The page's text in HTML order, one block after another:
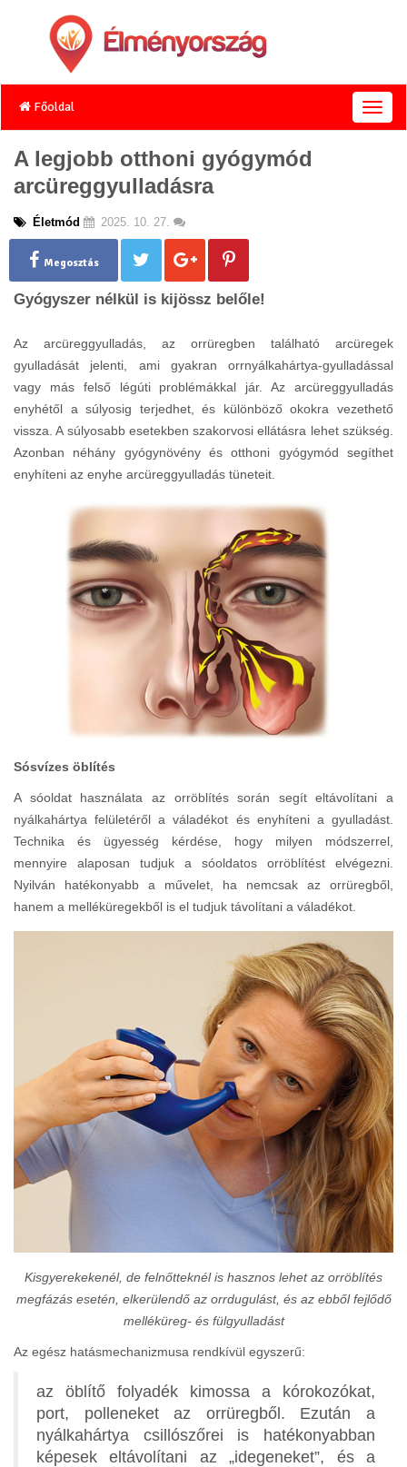
Főoldal
T
o
i
o
n
A legjobb otthoni gyógymód
arcüreggyulladásra
Életmód 2025. 10. 27.
Megosztás
Gyógyszer nélkül is kijössz belőle!
Az arcüreggyulladás, az orrüregben található arcüregek
gyulladását jelenti, ami gyakran orrnyálkahártya-gyulladással
vagy más felső légúti problémákkal jár. Az arcüreggyulladás
enyhétől a súlyosig terjedhet, és különböző okokra vezethető
vissza. A súlyosabb esetekben szakorvosi ellátásra lehet szükség.
Azonban néhány gyógynövény és otthoni gyógymód segíthet
enyhíteni az enyhe arcüreggyulladás tüneteit.
Sósvízes öblítés
A sóoldat használata az orröblítés során segít eltávolítani a
nyálkahártya felületéről a váladékot és enyhíteni a gyulladást.
Technika és ügyesség kérdése, hogy milyen módszerrel,
mennyire alaposan tudjuk a sóoldatos orröblítést elvégezni.
Nyilván hatékonyabb a művelet, ha nemcsak az orrüregből,
hanem a melléküregekből is el tudjuk távolítani a váladékot.
Kisgyerekekenél, de felnőtteknél is hasznos lehet az orröblítés
megfázás esetén, elkerülendő az orrdugulást, és az ebből fejlődő
melléküreg- és fülgyulladást
Az egész hatásmechanizmusa rendkívül egyszerű:
az öblítő folyadék kimossa a kórokozókat,
port, polleneket az orrüregből. Ezután a
nyálkahártya csillószőrei is hatékonyabban
képesek eltávolítani az „idegeneket”, és a